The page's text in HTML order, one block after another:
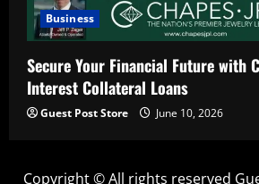
Business
Secure Your Financial Future with
Interest Collateral Loans
Guest Post Store June 10, 2026
Copyright © All rights reserved